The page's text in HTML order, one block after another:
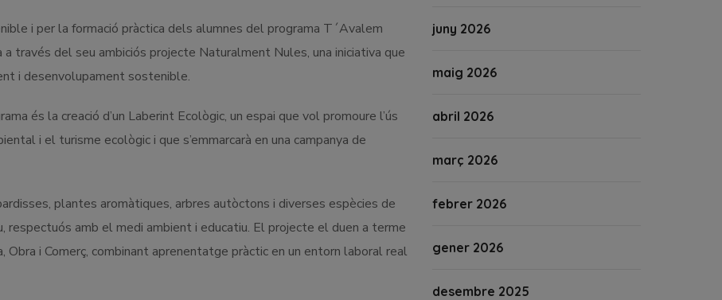
i per la formació pràctica dels alumnes del programa T´Avalem
través del seu ambiciós projecte Naturalment Nules, una iniciativa que
i desenvolupament sostenible.
és la creació d’un Laberint Ecològic, un espai que vol promoure l’ús
i el turisme ecològic i que s’emmarcarà en una campanya de
plantes aromàtiques, arbres autòctons i diverses espècies de
respectuós amb el medi ambient i educatiu. El projecte el duen a terme
i Comerç, combinant aprenentatge pràctic en un entorn laboral real
juny 2026
maig 2026
abril 2026
març 2026
febrer 2026
gener 2026
desembre 2025